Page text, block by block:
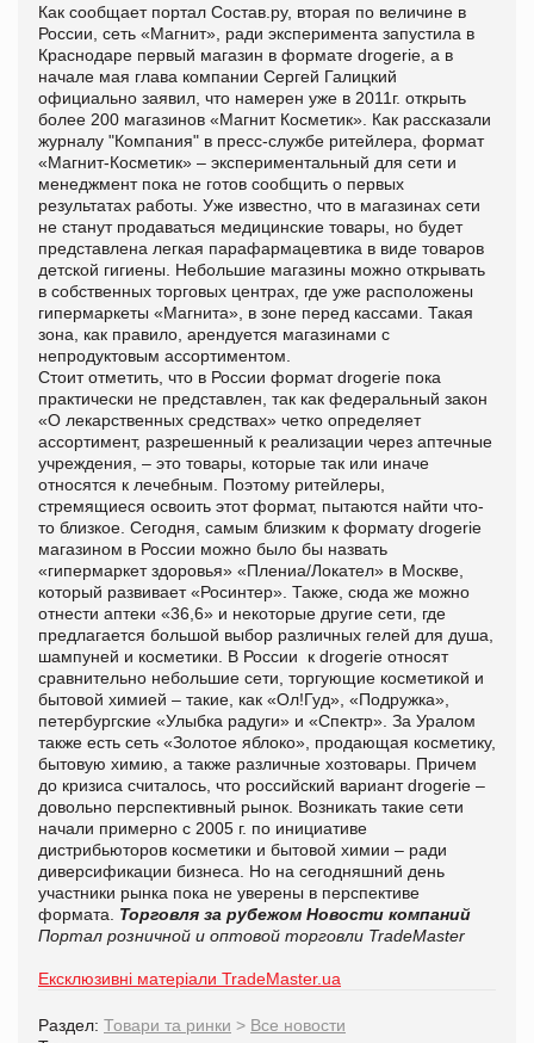
Как сообщает портал Состав.ру, вторая по величине в
России, сеть «Магнит», ради эксперимента запустила в
Краснодаре первый магазин в формате drogerie, а в
начале мая глава компании Сергей Галицкий
официально заявил, что намерен уже в 2011г. открыть
более 200 магазинов «Магнит Косметик». Как рассказали
журналу "Компания" в пресс-службе ритейлера, формат
«Магнит-Косметик» – экспериментальный для сети и
менеджмент пока не готов сообщить о первых
результатах работы. Уже известно, что в магазинах сети
не станут продаваться медицинские товары, но будет
представлена легкая парафармацевтика в виде товаров
детской гигиены. Небольшие магазины можно открывать
в собственных торговых центрах, где уже расположены
гипермаркеты «Магнита», в зоне перед кассами. Такая
зона, как правило, арендуется магазинами с
непродуктовым ассортиментом.
Стоит отметить, что в России формат drogerie пока
практически не представлен, так как федеральный закон
«О лекарственных средствах» четко определяет
ассортимент, разрешенный к реализации через аптечные
учреждения, – это товары, которые так или иначе
относятся к лечебным. Поэтому ритейлеры,
стремящиеся освоить этот формат, пытаются найти что-
то близкое. Сегодня, самым близким к формату drogerie
магазином в России можно было бы назвать
«гипермаркет здоровья» «Плениа/Локател» в Москве,
который развивает «Росинтер». Также, сюда же можно
отнести аптеки «36,6» и некоторые другие сети, где
предлагается большой выбор различных гелей для душа,
шампуней и косметики. В России к drogerie относят
сравнительно небольшие сети, торгующие косметикой и
бытовой химией – такие, как «Ол!Гуд», «Подружка»,
петербургские «Улыбка радуги» и «Спектр». За Уралом
также есть сеть «Золотое яблоко», продающая косметику,
бытовую химию, а также различные хозтовары. Причем
до кризиса считалось, что российский вариант drogerie –
довольно перспективный рынок. Возникать такие сети
начали примерно с 2005 г. по инициативе
дистрибьюторов косметики и бытовой химии – ради
диверсификации бизнеса. Но на сегодняшний день
участники рынка пока не уверены в перспективе
формата. Торговля за рубежом Новости компаний
Портал розничной и оптовой торговли TradeMaster
Ексклюзивні матеріали TradeMaster.ua
Раздел: Товари та ринки > Все новости